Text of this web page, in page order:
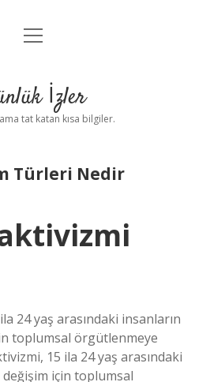
Anasayfa
Yasal Uyarı
menüyü
İzler
tat katan kısa bilgiler.
Türleri Nedir
24 yaş arasındaki insanların
toplumsal örgütlenmeye
15 ila 24 yaş arasındaki
için toplumsal